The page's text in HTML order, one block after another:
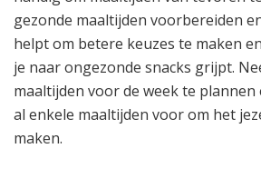
gezonde maaltijden voorbereiden
helpt om betere keuzes te maken
je naar ongezonde snacks grijpt.
maaltijden voor de week te
al enkele maaltijden voor om het
maken.